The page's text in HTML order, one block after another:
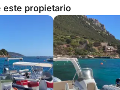
este propietario